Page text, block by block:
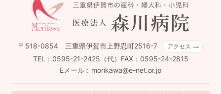
〒518-0854 三重県伊賀市上野忍町2516-7 アクセス
TEL：0595-21-2425（代）FAX：0595-24-2815
Eメール：morikawa@e-net.or.jp